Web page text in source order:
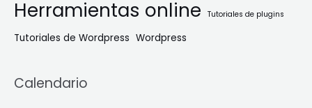
Herramientas online Tutoriales de plugins
Tutoriales de Wordpress Wordpress
Calendario